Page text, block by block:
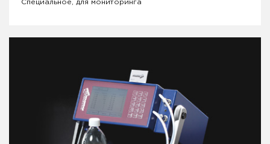
Специальное, для мониторинга